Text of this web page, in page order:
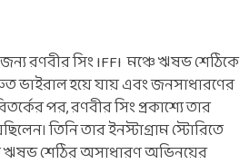
রণবীর সিং IFFI মঞ্চে ঋষভ শেঠিকে
ভাইরাল হয়ে যায় এবং জনসাধারণের
পর, রণবীর সিং প্রকাশ্যে তার
তিনি তার ইনস্টাগ্রাম স্টোরিতে
ঋষভ শেঠির অসাধারণ অভিনয়ের